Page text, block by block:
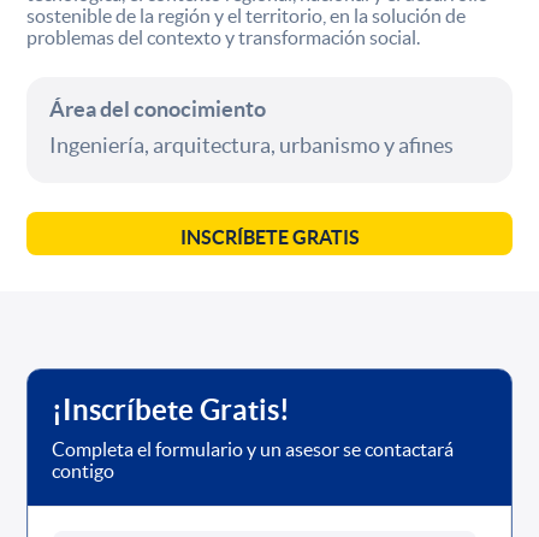
sostenible de la región y el territorio, en la solución de
problemas del contexto y transformación social.
Área del conocimiento
Ingeniería, arquitectura, urbanismo y afines
INSCRÍBETE GRATIS
¡Inscríbete Gratis!
Completa el formulario y un asesor se contactará
contigo